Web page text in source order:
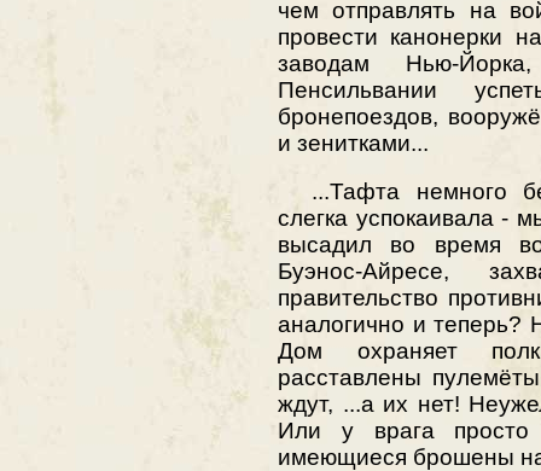
чем отправлять на
провести канонерки
заводам Нью-
Пенсильвании
бронепоездов,
и зенитками...
...Тафта немного
слегка успокаивала -
высадил во время
Буэнос-Айресе,
правительство
аналогично и теперь?
Дом охраняет
расставлены
ждут, ...а их нет!
Или у врага
имеющиеся брошены